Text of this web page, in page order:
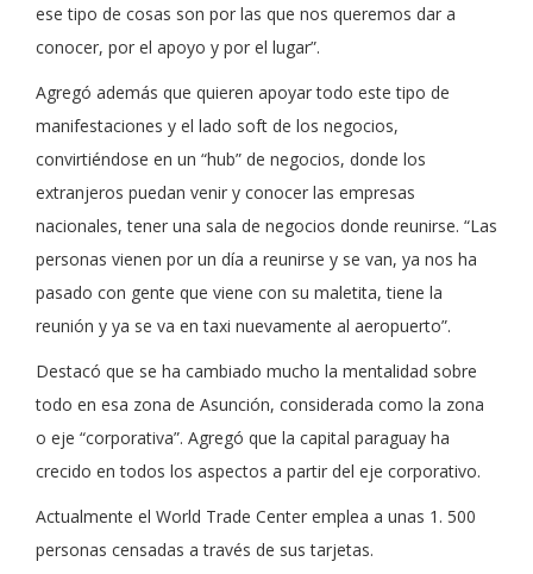
ese tipo de cosas son por las que nos queremos dar a
conocer, por el apoyo y por el lugar”.
Agregó además que quieren apoyar todo este tipo de
manifestaciones y el lado soft de los negocios,
convirtiéndose en un “hub” de negocios, donde los
extranjeros puedan venir y conocer las empresas
nacionales, tener una sala de negocios donde reunirse. “Las
personas vienen por un día a reunirse y se van, ya nos ha
pasado con gente que viene con su maletita, tiene la
reunión y ya se va en taxi nuevamente al aeropuerto”.
Destacó que se ha cambiado mucho la mentalidad sobre
todo en esa zona de Asunción, considerada como la zona
o eje “corporativa”. Agregó que la capital paraguay ha
crecido en todos los aspectos a partir del eje corporativo.
Actualmente el World Trade Center emplea a unas 1. 500
personas censadas a través de sus tarjetas.